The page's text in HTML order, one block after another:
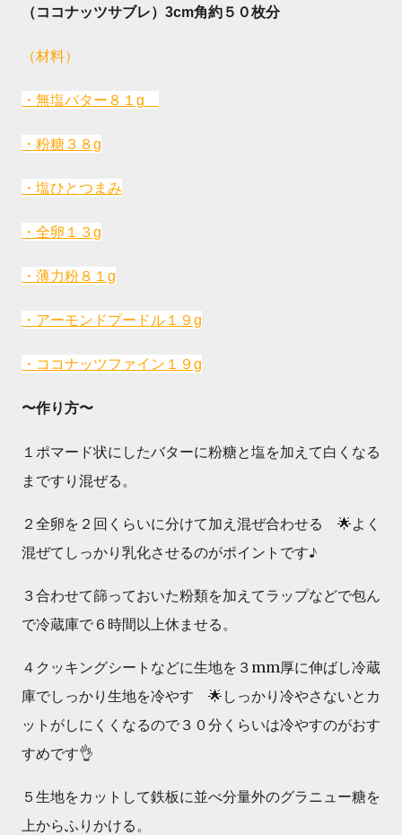
（ココナッツサブレ）3cm角約５０枚分
（材料）
・無塩バター８１g
・粉糖３８g
・塩ひとつまみ
・全卵１３g
・薄力粉８１g
・アーモンドプードル１９g
・ココナッツファイン１９g
〜作り方〜
１ポマード状にしたバターに粉糖と塩を加えて白くなる
まですり混ぜる。
２全卵を２回くらいに分けて加え混ぜ合わせる 🌟よく
混ぜてしっかり乳化させるのがポイントです♪
３合わせて篩っておいた粉類を加えてラップなどで包ん
で冷蔵庫で６時間以上休ませる。
４クッキングシートなどに生地を３mm厚に伸ばし冷蔵
庫でしっかり生地を冷やす 🌟しっかり冷やさないとカ
ットがしにくくなるので３０分くらいは冷やすのがおす
すめです👌
５生地をカットして鉄板に並べ分量外のグラニュー糖を
上からふりかける。